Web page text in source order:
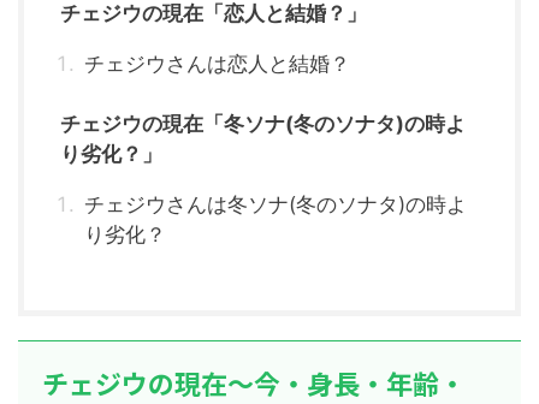
チェジウの現在「恋人と結婚？」
チェジウさんは恋人と結婚？
チェジウの現在「冬ソナ(冬のソナタ)の時よ
り劣化？」
チェジウさんは冬ソナ(冬のソナタ)の時よ
り劣化？
チェジウの現在～今・身長・年齢・